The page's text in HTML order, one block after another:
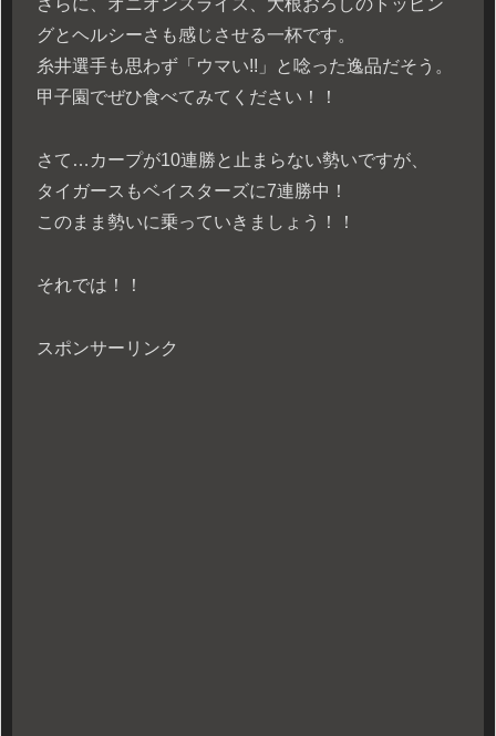
さらに、オニオンスライス、大根おろしのトッピン
グとヘルシーさも感じさせる一杯です。
糸井選手も思わず「ウマい!!」と唸った逸品だそう。
甲子園でぜひ食べてみてください！！
さて…カープが10連勝と止まらない勢いですが、
タイガースもベイスターズに7連勝中！
このまま勢いに乗っていきましょう！！
それでは！！
スポンサーリンク